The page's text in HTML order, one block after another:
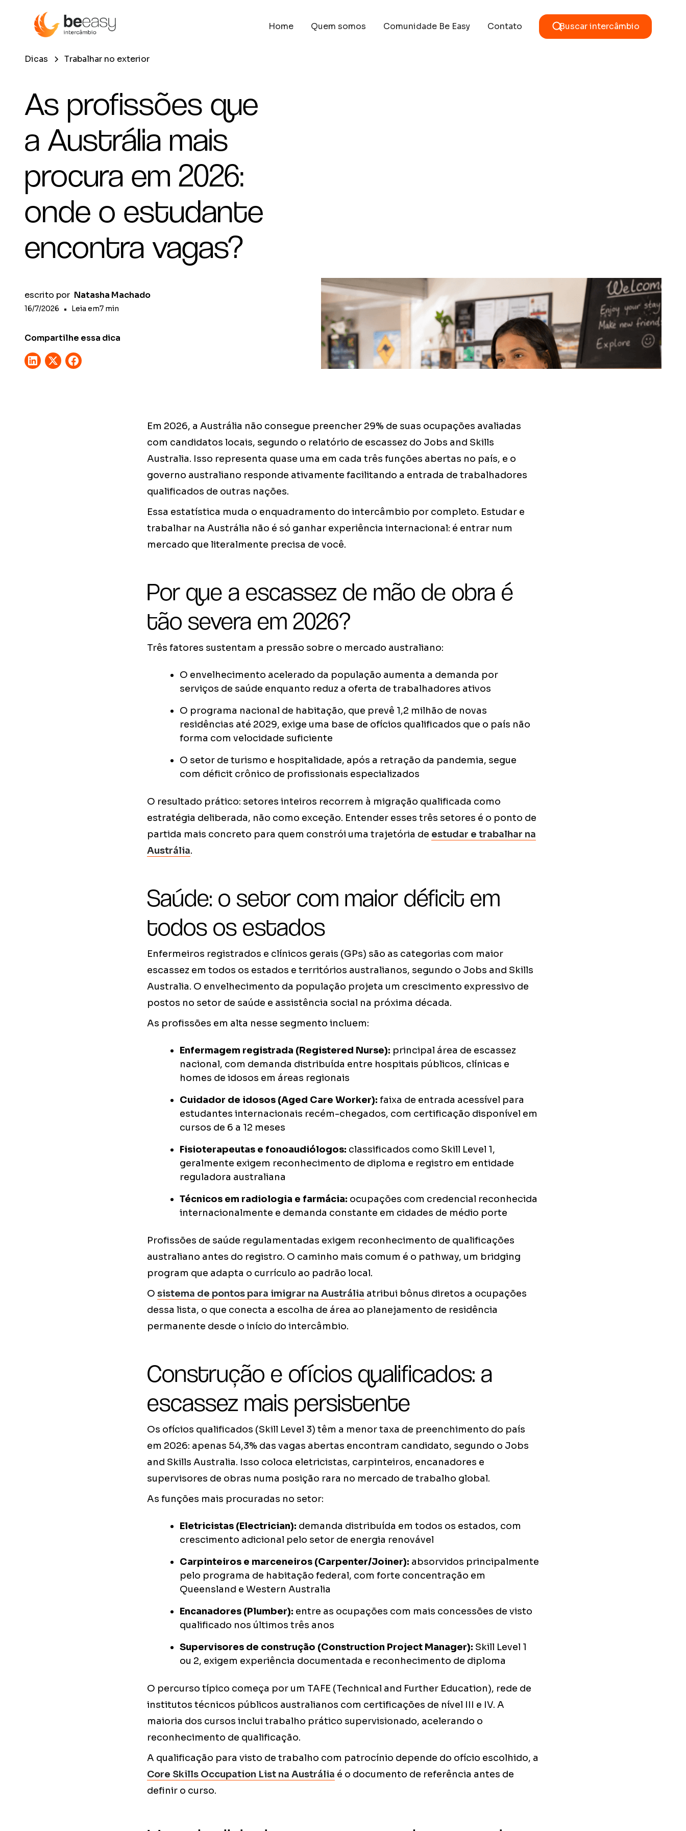
Home Quem somos Comunidade Be Easy Contato Buscar intercâmbio
Dicas Trabalhar no exterior
As profissões que
a Austrália mais
procura em 2026:
onde o estudante
encontra vagas?
escrito por Natasha Machado
16/7/2026 • Leia em7 min
Compartilhe essa dica
Em 2026, a Austrália não consegue preencher 29% de suas ocupações avaliadas
com candidatos locais, segundo o relatório de escassez do Jobs and Skills
Australia. Isso representa quase uma em cada três funções abertas no país, e o
governo australiano responde ativamente facilitando a entrada de trabalhadores
qualificados de outras nações.
Essa estatística muda o enquadramento do intercâmbio por completo. Estudar e
trabalhar na Austrália não é só ganhar experiência internacional: é entrar num
mercado que literalmente precisa de você.
Por que a escassez de mão de obra é
tão severa em 2026?
Três fatores sustentam a pressão sobre o mercado australiano:
O envelhecimento acelerado da população aumenta a demanda por
serviços de saúde enquanto reduz a oferta de trabalhadores ativos
O programa nacional de habitação, que prevê 1,2 milhão de novas
residências até 2029, exige uma base de ofícios qualificados que o país não
forma com velocidade suficiente
O setor de turismo e hospitalidade, após a retração da pandemia, segue
com déficit crônico de profissionais especializados
O resultado prático: setores inteiros recorrem à migração qualificada como
estratégia deliberada, não como exceção. Entender esses três setores é o ponto de
partida mais concreto para quem constrói uma trajetória de estudar e trabalhar na
Austrália.
Saúde: o setor com maior déficit em
todos os estados
Enfermeiros registrados e clínicos gerais (GPs) são as categorias com maior
escassez em todos os estados e territórios australianos, segundo o Jobs and Skills
Australia. O envelhecimento da população projeta um crescimento expressivo de
postos no setor de saúde e assistência social na próxima década.
As profissões em alta nesse segmento incluem:
Enfermagem registrada (Registered Nurse): principal área de escassez
nacional, com demanda distribuída entre hospitais públicos, clínicas e
homes de idosos em áreas regionais
Cuidador de idosos (Aged Care Worker): faixa de entrada acessível para
estudantes internacionais recém-chegados, com certificação disponível em
cursos de 6 a 12 meses
Fisioterapeutas e fonoaudiólogos: classificados como Skill Level 1,
geralmente exigem reconhecimento de diploma e registro em entidade
reguladora australiana
Técnicos em radiologia e farmácia: ocupações com credencial reconhecida
internacionalmente e demanda constante em cidades de médio porte
Profissões de saúde regulamentadas exigem reconhecimento de qualificações
australiano antes do registro. O caminho mais comum é o pathway, um bridging
program que adapta o currículo ao padrão local.
O sistema de pontos para imigrar na Austrália atribui bônus diretos a ocupações
dessa lista, o que conecta a escolha de área ao planejamento de residência
permanente desde o início do intercâmbio.
Construção e ofícios qualificados: a
escassez mais persistente
Os ofícios qualificados (Skill Level 3) têm a menor taxa de preenchimento do país
em 2026: apenas 54,3% das vagas abertas encontram candidato, segundo o Jobs
and Skills Australia. Isso coloca eletricistas, carpinteiros, encanadores e
supervisores de obras numa posição rara no mercado de trabalho global.
As funções mais procuradas no setor:
Eletricistas (Electrician): demanda distribuída em todos os estados, com
crescimento adicional pelo setor de energia renovável
Carpinteiros e marceneiros (Carpenter/Joiner): absorvidos principalmente
pelo programa de habitação federal, com forte concentração em
Queensland e Western Australia
Encanadores (Plumber): entre as ocupações com mais concessões de visto
qualificado nos últimos três anos
Supervisores de construção (Construction Project Manager): Skill Level 1
ou 2, exigem experiência documentada e reconhecimento de diploma
O percurso típico começa por um TAFE (Technical and Further Education), rede de
institutos técnicos públicos australianos com certificações de nível III e IV. A
maioria dos cursos inclui trabalho prático supervisionado, acelerando o
reconhecimento de qualificação.
A qualificação para visto de trabalho com patrocínio depende do ofício escolhido, a
Core Skills Occupation List na Austrália é o documento de referência antes de
definir o curso.